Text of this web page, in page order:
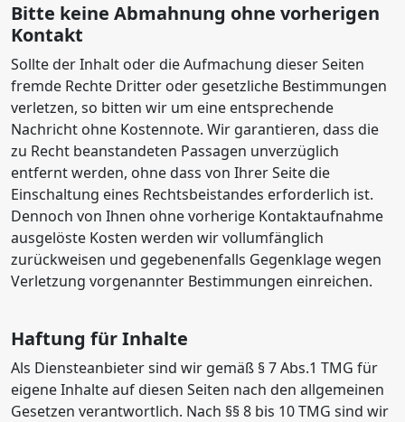
Bitte keine Abmahnung ohne vorherigen
Kontakt
Sollte der Inhalt oder die Aufmachung dieser Seiten
fremde Rechte Dritter oder gesetzliche Bestimmungen
verletzen, so bitten wir um eine entsprechende
Nachricht ohne Kostennote. Wir garantieren, dass die
zu Recht beanstandeten Passagen unverzüglich
entfernt werden, ohne dass von Ihrer Seite die
Einschaltung eines Rechtsbeistandes erforderlich ist.
Dennoch von Ihnen ohne vorherige Kontaktaufnahme
ausgelöste Kosten werden wir vollumfänglich
zurückweisen und gegebenenfalls Gegenklage wegen
Verletzung vorgenannter Bestimmungen einreichen.
Haftung für Inhalte
Als Diensteanbieter sind wir gemäß § 7 Abs.1 TMG für
eigene Inhalte auf diesen Seiten nach den allgemeinen
Gesetzen verantwortlich. Nach §§ 8 bis 10 TMG sind wir